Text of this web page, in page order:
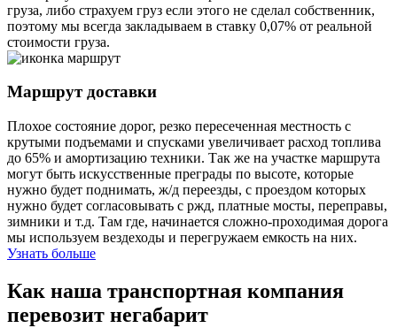
груза, либо страхуем груз если этого не сделал собственник,
поэтому мы всегда закладываем в ставку 0,07% от реальной
стоимости груза.
Маршрут доставки
Плохое состояние дорог, резко пересеченная местность с
крутыми подъемами и спусками увеличивает расход топлива
до 65% и амортизацию техники. Так же на участке маршрута
могут быть искусственные преграды по высоте, которые
нужно будет поднимать, ж/д переезды, с проездом которых
нужно будет согласовывать с ржд, платные мосты, переправы,
зимники и т.д. Там где, начинается сложно-проходимая дорога
мы используем вездеходы и перегружаем емкость на них.
Узнать больше
Как наша транспортная компания
перевозит негабарит